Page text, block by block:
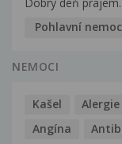
Dobrý deň
Pohlavní
NEMOCI
Kašel Alergie
Angína